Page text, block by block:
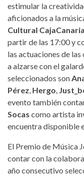
estimular la
aficionados a la
Cultural
partir de las 17:00 y
las actuaciones de
a alzarse con el
seleccionados son
Pérez, Hergo,
evento también
Socas como artista
encuentra disponible
El Premio de Música
contar con la
año consecutivo